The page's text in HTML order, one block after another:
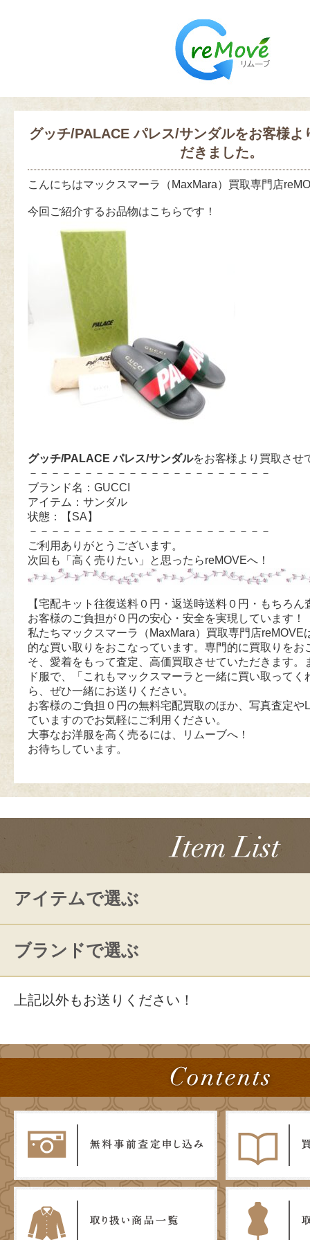
グッチ/PALACE パレス/サンダルをお客様よ
だきました。
こんにちはマックスマーラ（MaxMara）買取専門店
今回ご紹介するお品物はこちらです！
グッチ/PALACE パレス/サンダルをお客様より買取させ
－－－－－－－－－－－－－－－－－－－－－－
ブランド名：GUCCI
アイテム：サンダル
状態：【SA】
－－－－－－－－－－－－－－－－－－－－－－
ご利用ありがとうございます。
次回も「高く売りたい」と思ったらreMOVEへ！
【宅配キット往復送料０円・返送時送料０円・もちろん
お客様のご負担が０円の安心・安全を実現しています！
私たちマックスマーラ（MaxMara）買取専門店reMOVE
的な買い取りをおこなっています。専門的に買取りをお
そ、愛着をもって査定、高価買取させていただきます。
ド服で、「これもマックスマーラと一緒に買い取ってく
ら、ぜひ一緒にお送りください。
お客様のご負担０円の無料宅配買取のほか、写真査定や
ていますのでお気軽にご利用ください。
大事なお洋服を高く売るには、リムーブへ！
お待ちしています。
アイテムで選ぶ
ブランドで選ぶ
上記以外もお送りください！